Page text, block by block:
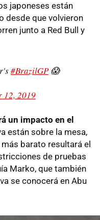
japoneses están
desde que volvieron
junto a Red Bull y
#BrazilGP😱
12, 2019
un impacto en el
están sobre la mesa,
barato resultará el
de pruebas
Marko, que también
se conocerá en Abu